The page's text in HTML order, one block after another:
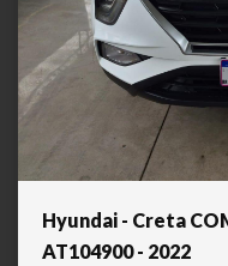
Hyundai - Creta
AT104900 - 2022